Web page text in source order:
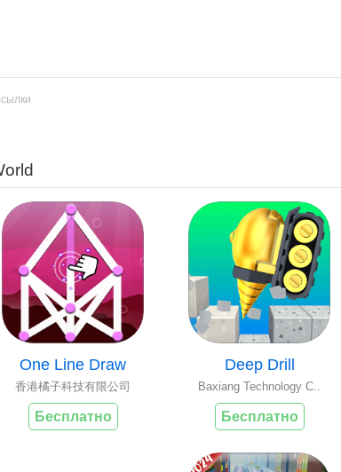
One Line Draw
香港橘子科技有限公司
Бесплатно
Deep Drill
Baxiang Technology C..
Бесплатно